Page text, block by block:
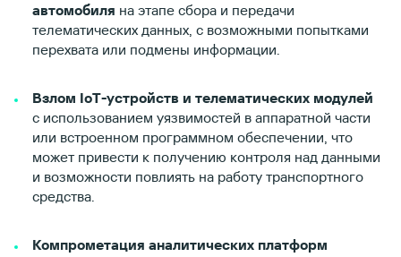
автомобиля на этапе сбора и передачи
телематических данных, с возможными попытками
перехвата или подмены информации.
Взлом IoT-устройств и телематических модулей
с использованием уязвимостей в аппаратной части
или встроенном программном обеспечении, что
может привести к получению контроля над данными
и возможности повлиять на работу транспортного
средства.
Компрометация аналитических платформ